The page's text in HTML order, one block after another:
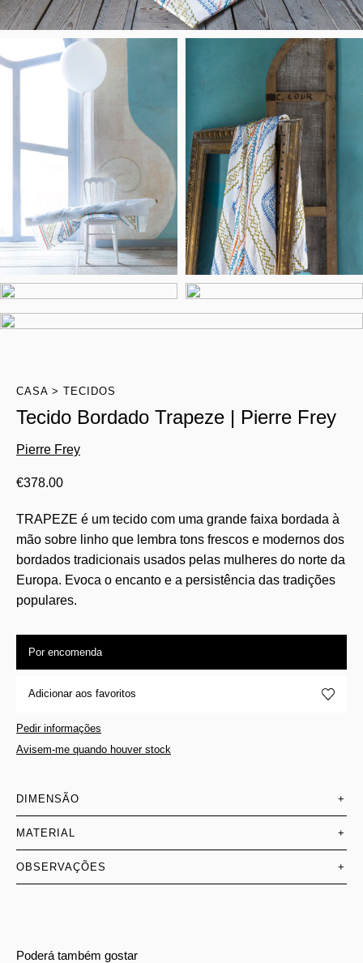
CASA TECIDOS
Tecido Bordado Trapeze | Pierre Frey
Pierre Frey
€378.00
TRAPEZE é um tecido com uma grande faixa bordada à
mão sobre linho que lembra tons frescos e modernos dos
bordados tradicionais usados ​​pelas mulheres do norte da
Europa. Evoca o encanto e a persistência das tradições
populares.
Por encomenda
Adicionar aos favoritos
Pedir informações
Avisem-me quando houver stock
DIMENSÃO +
MATERIAL +
OBSERVAÇÕES +
Poderá também gostar